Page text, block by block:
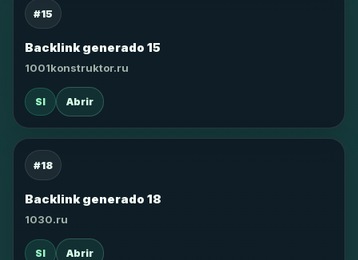
#15
Backlink generado 15
1001konstruktor.ru
SI Abrir
#18
Backlink generado 18
1030.ru
SI Abrir